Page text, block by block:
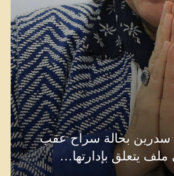
سدرين بحالة سراح عقب
ملف يتعلق بإدارتها…